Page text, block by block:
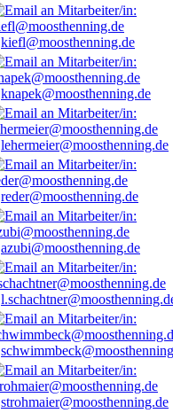
kiefl@moosthenning.de
knapek@moosthenning.de
lehermeier@moosthenning.de
reder@moosthenning.de
azubi@moosthenning.de
strohmaier@moosthenning.de